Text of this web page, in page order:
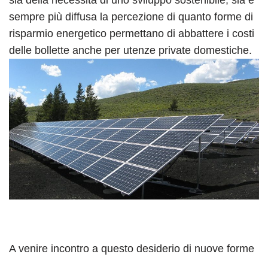
sempre più diffusa la percezione di quanto forme di
risparmio energetico permettano di abbattere i costi
delle bollette anche per utenze private domestiche.
A venire incontro a questo desiderio di nuove forme